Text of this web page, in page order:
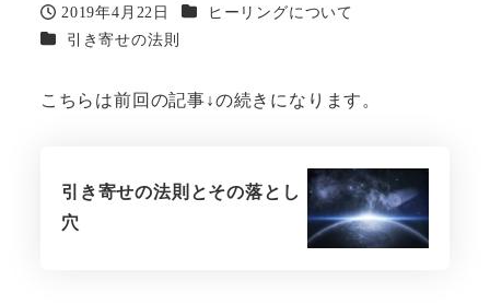
投稿日
2019年4月22日 カテゴリー
ヒーリングについて
カテゴリー
引き寄せの法則
こちらは前回の記事↓の続きになります。
引き寄せの法則とその落とし
穴